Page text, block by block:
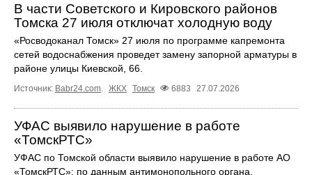
В части Советского и Кировского районов
Томска 27 июля отключат холодную воду
«Росводоканал Томск» 27 июля по программе капремонта
сетей водоснабжения проведет замену запорной арматуры в
районе улицы Киевской, 66.
Источник: Babr24.com. ЖКХ Томск 6883 27.07.2026
УФАС выявило нарушение в работе
«ТомскРТС»
УФАС по Томской области выявило нарушение в работе АО
«ТомскРТС»: по данным антимонопольного органа,